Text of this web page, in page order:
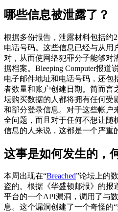
哪些信息被泄露了？
根据多份报告，泄露材料包括约
电话号码。这些信息已经与从用
对，从而使网络犯罪分子能够对
据档案。Bleeping Computer报
电子邮件地址和电话号码，还包
者数量和账户创建日期。简而言
坛购买数据的人都将拥有任何受
和部分登录信息。对于这些帐户
全问题，而且对于任何不想让随
信息的人来说，这都是一个严重
这事是如何发生的，
本周出现在“Breached”论坛上的
盗的。根据《华盛顿邮报》的报
平台的一个API漏洞，调用了与
息。这个漏洞创建了一个奇怪的